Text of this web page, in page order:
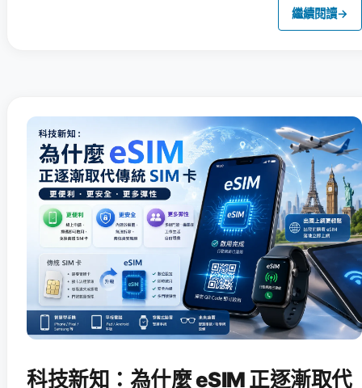
繼續閱讀→
科技新知：為什麼 eSIM 正逐漸取代